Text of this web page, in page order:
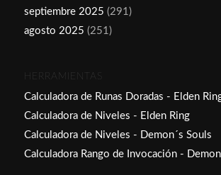
septiembre 2025 (291)
agosto 2025 (251)
HERRAMIENTAS
Calculadora de Runas Doradas - Elden
Calculadora de Niveles - Elden Ring
Calculadora de Niveles - Demon´s Souls
Calculadora Rango de Invocación -